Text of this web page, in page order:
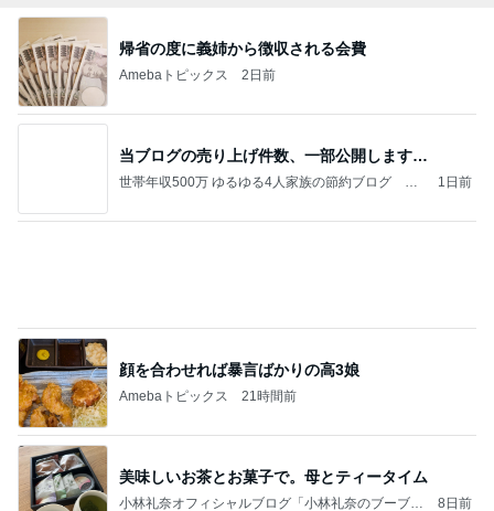
帰省の度に義姉から徴収される会費
Amebaトピックス 2日前
当ブログの売り上げ件数、一部公開します…
世帯年収500万 ゆるゆる4人家族の節約ブログ 〜
1日前
顔を合わせれば暴言ばかりの高3娘
Amebaトピックス 21時間前
美味しいお茶とお菓子で。母とティータイム
小林礼奈オフィシャルブログ「小林礼奈のブーブー 8日前